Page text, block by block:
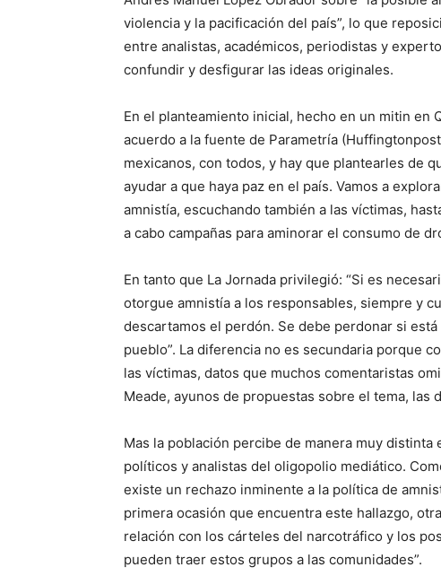
violencia y la pacificación del país”, lo que
entre analistas, académicos, periodistas y
confundir y desfigurar las ideas originales.
En el planteamiento inicial, hecho en un mitin en
acuerdo a la fuente de Parametría
mexicanos, con todos, y hay que plantearles de
ayudar a que haya paz en el país. Vamos a
amnistía, escuchando también a las víctimas,
a cabo campañas para aminorar el consumo de
En tanto que La Jornada privilegió: “Si es
otorgue amnistía a los responsables, siempre y
descartamos el perdón. Se debe perdonar si
pueblo”. La diferencia no es secundaria porque
las víctimas, datos que muchos comentaristas
Meade, ayunos de propuestas sobre el tema, las
Mas la población percibe de manera muy
políticos y analistas del oligopolio mediático.
existe un rechazo inminente a la política de
primera ocasión que encuentra este hallazgo,
relación con los cárteles del narcotráfico y los
pueden traer estos grupos a las comunidades”.